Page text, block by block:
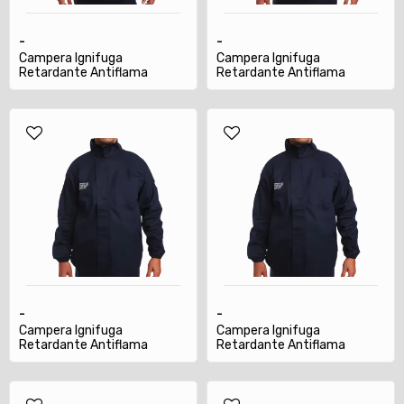
-
Campera Ignifuga
Retardante Antiflama
Certific Atpv-nfp70e TM
-
Campera Ignifuga
Retardante Antiflama
Certific Atpv-nfp70e TS
-
Campera Ignifuga
Retardante Antiflama
Certific Atpv-nfp70e TXL
-
Campera Ignifuga
Retardante Antiflama
Certific Atpv-nfp70e TXXL